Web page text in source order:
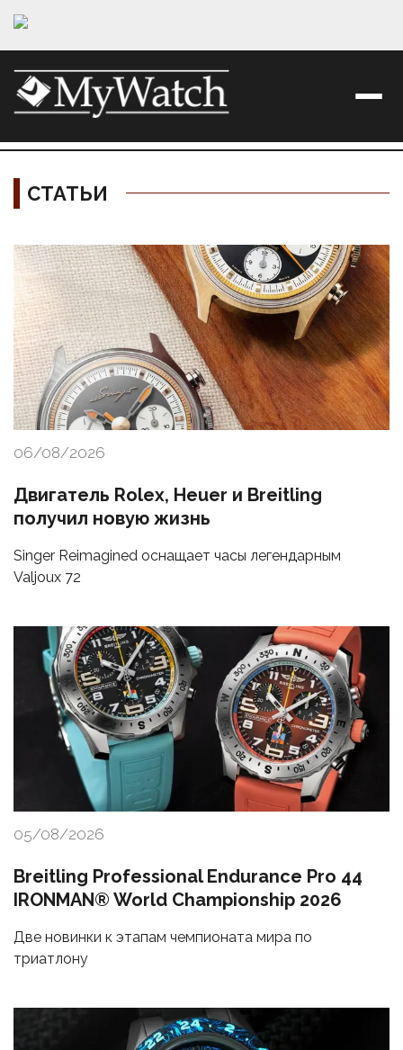
СТАТЬИ
Материалы
06/08/2026
Двигатель Rolex, Heuer и Breitling
получил новую жизнь
Singer Reimagined оснащает часы легендарным
Valjoux 72
05/08/2026
Breitling Professional Endurance Pro 44
IRONMAN® World Championship 2026
Две новинки к этапам чемпионата мира по
триатлону